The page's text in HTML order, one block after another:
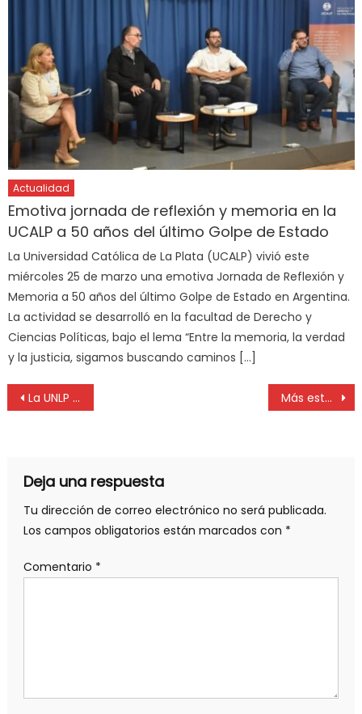
Actualidad
Emotiva jornada de reflexión y memoria en la
UCALP a 50 años del último Golpe de Estado
La Universidad Católica de La Plata (UCALP) vivió este
miércoles 25 de marzo una emotiva Jornada de Reflexión y
Memoria a 50 años del último Golpe de Estado en Argentina.
La actividad se desarrolló en la facultad de Derecho y
Ciencias Políticas, bajo el lema “Entre la memoria, la verdad
y la justicia, sigamos buscando caminos […]
La UNLP vuelve a ubicarse como la mejor del país en el ranking internacional de transparencia Más estudiantes de la UNLP recibieron tablets y notebooks
Deja una respuesta
Tu dirección de correo electrónico no será publicada.
Los campos obligatorios están marcados con *
Comentario *